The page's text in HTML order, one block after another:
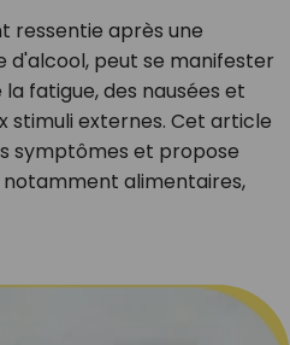
ressentie après une
d'alcool, peut se manifester
fatigue, des nausées et
stimuli externes. Cet article
symptômes et propose
alimentaires,